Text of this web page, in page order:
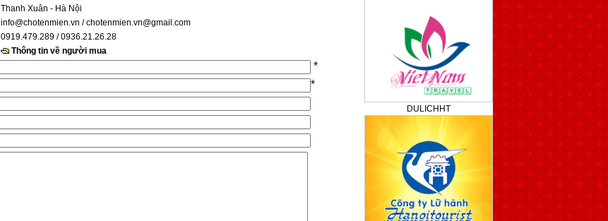
Thanh Xuân - Hà Nội
info@chotenmien.vn / chotenmien.vn@gmail.com
0919.479.289 / 0936.21.26.28
Thông tin về người mua
*
*
DULICHHT